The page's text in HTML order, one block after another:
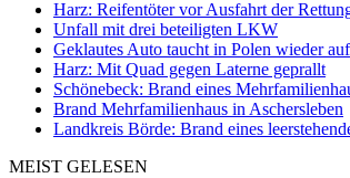
Harz: Reifentöter vor Ausfahrt der
Unfall mit drei beteiligten LKW
Geklautes Auto taucht in Polen wieder auf
Harz: Mit Quad gegen Laterne geprallt
Schönebeck: Brand eines
Brand Mehrfamilienhaus in Aschersleben
Landkreis Börde: Brand eines
MEIST GELESEN